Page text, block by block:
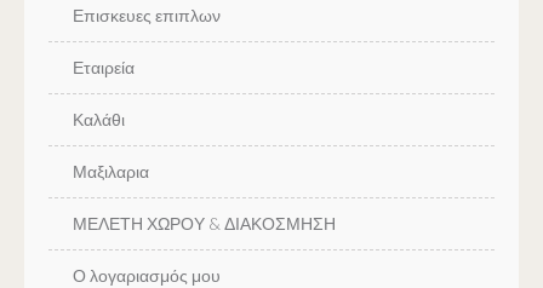
Επισκευες επιπλων
Εταιρεία
Καλάθι
Μαξιλαρια
ΜΕΛΕΤΗ ΧΩΡΟΥ & ΔΙΑΚΟΣΜΗΣΗ
Ο λογαριασμός μου